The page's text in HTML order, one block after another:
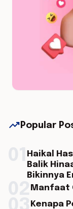
trending_up Popular
Haikal
Balik
Bikinnya
Manfaat
Kenapa